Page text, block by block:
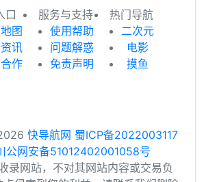
口
图
讯
作
服务与支持
使用帮助
问题解惑
免责声明
热门导航
二次元
电影
摸鱼
快导航网 蜀ICP备2022003117
公网安备51012402001058号
录网站，不对其网站内容或交易负